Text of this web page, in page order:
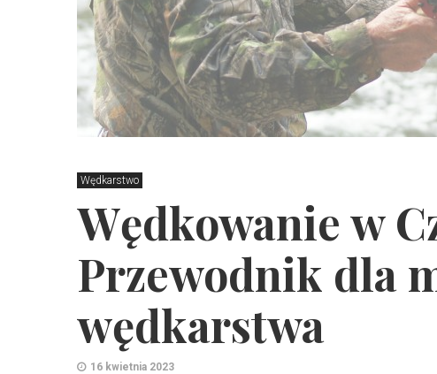
Wędkarstwo
Wędkowanie w
Przewodnik dla
wędkarstwa
16 kwietnia 2023